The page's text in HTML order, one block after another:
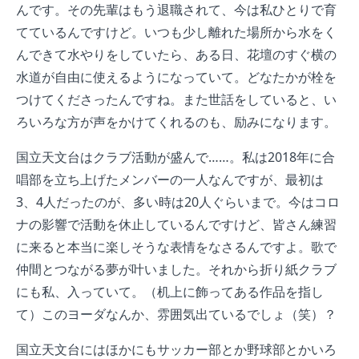
んです。その先輩はもう退職されて、今は私ひとりで育
てているんですけど。いつも少し離れた場所から水をく
んできて水やりをしていたら、ある日、花壇のすぐ横の
水道が自由に使えるようになっていて。どなたかが栓を
つけてくださったんですね。また世話をしていると、い
ろいろな方が声をかけてくれるのも、励みになります。
国立天文台はクラブ活動が盛んで……。私は2018年に合
唱部を立ち上げたメンバーの一人なんですが、最初は
3、4人だったのが、多い時は20人ぐらいまで。今はコロ
ナの影響で活動を休止しているんですけど、皆さん練習
に来ると本当に楽しそうな表情をなさるんですよ。歌で
仲間とつながる夢が叶いました。それから折り紙クラブ
にも私、入っていて。（机上に飾ってある作品を指し
て）このヨーダなんか、雰囲気出ているでしょ（笑）？
国立天文台にはほかにもサッカー部とか野球部とかいろ